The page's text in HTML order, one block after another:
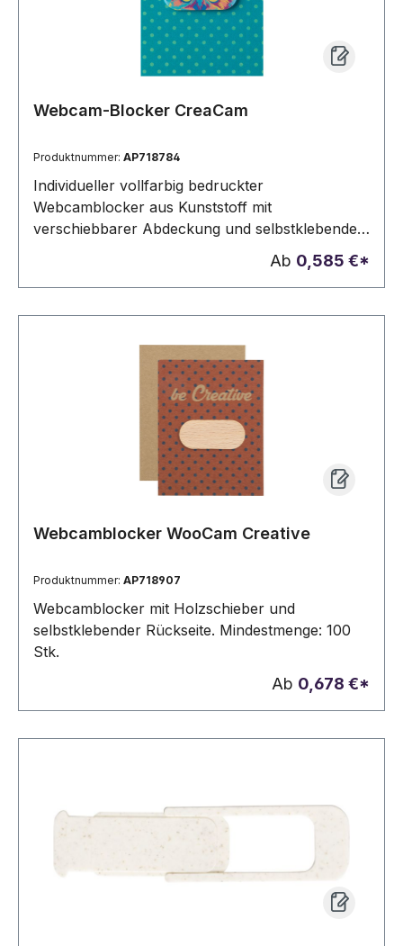
Webcam-Blocker CreaCam
Produktnummer: AP718784
Individueller vollfarbig bedruckter
Webcamblocker aus Kunststoff mit
verschiebbarer Abdeckung und selbstklebender
Rückseite. Mit digital bedruckter Trägerkarte. Der
Preis ist inkl. Digitaldruck (Vorderseite
Trägerkarte) und UV-LED-Druck
(Webcamblocker). Mindestmenge: 100 Stk.
Ab 0,585 €*
Webcamblocker WooCam Creative
Produktnummer: AP718907
Webcamblocker mit Holzschieber und
selbstklebender Rückseite. Mindestmenge: 100
Stk.
Ab 0,678 €*